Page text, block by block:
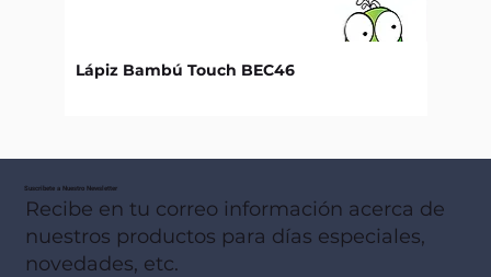
Lápiz Bambú Touch BEC46
Suscribete a Nuestro Newsletter
Recibe en tu correo información acerca de
nuestros productos para días especiales,
novedades, etc.